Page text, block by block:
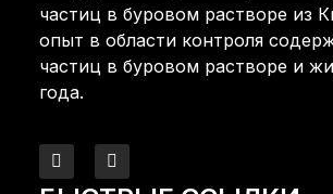
частиц в буровом растворе из
опыт в области контроля
частиц в буровом растворе и
года.